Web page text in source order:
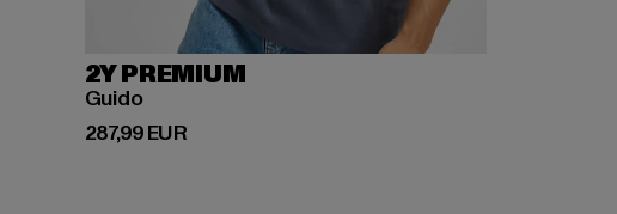
2Y PREMIUM
Guido
287,99 EUR
Ajankohtainen hinta: 287,99 EUR